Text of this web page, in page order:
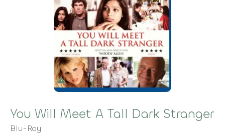
You Will Meet A Tall Dark Stranger
Blu-Ray